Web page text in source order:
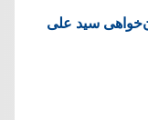
سید علی